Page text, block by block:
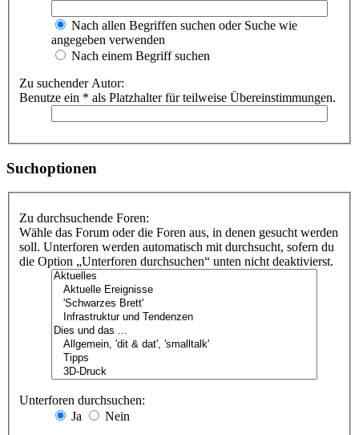
Nach allen Begriffen suchen oder Suche wie
angegeben verwenden
Nach einem Begriff suchen
Zu suchender Autor:
Benutze ein * als Platzhalter für teilweise Übereinstimmungen.
Suchoptionen
Zu durchsuchende Foren:
Wähle das Forum oder die Foren aus, in denen gesucht werden
soll. Unterforen werden automatisch mit durchsucht, sofern du
die Option „Unterforen durchsuchen“ unten nicht deaktivierst.
Unterforen durchsuchen:
Ja
Nein